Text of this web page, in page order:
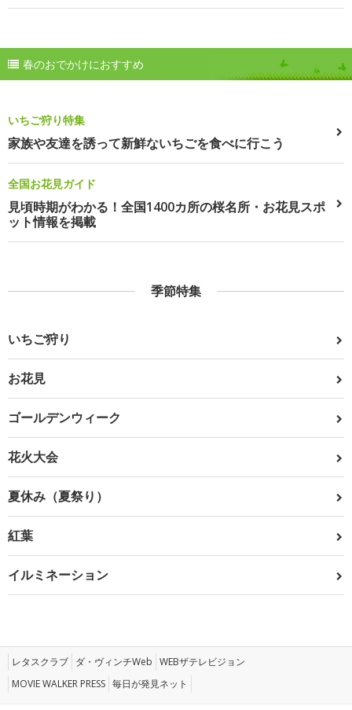
春のおでかけにおすすめ
いちご狩り特集
家族や友達を誘って新鮮ないちごを食べに行こう
全国お花見ガイド
見頃時期がわかる！全国1400カ所の桜名所・お花見スポ
ット情報を掲載
季節特集
いちご狩り
お花見
ゴールデンウィーク
花火大会
夏休み（夏祭り）
紅葉
イルミネーション
レタスクラブ ダ・ヴィンチWeb WEBザテレビジョン
MOVIE WALKER PRESS 毎日が発見ネット